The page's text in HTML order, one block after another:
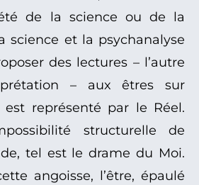
de la science ou de la
science et la psychanalyse
des lectures – l’autre
– aux êtres sur
est représenté par le Réel.
structurelle de
tel est le drame du Moi.
angoisse, l’être, épaulé